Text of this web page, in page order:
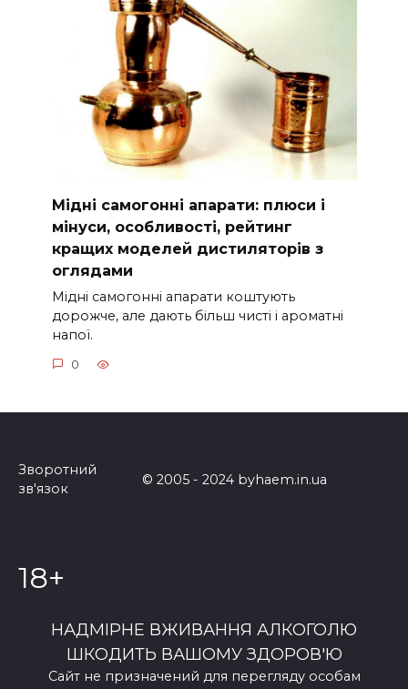
Мідні самогонні апарати: плюси і
мінуси, особливості, рейтинг
кращих моделей дистиляторів з
оглядами
Мідні самогонні апарати коштують
дорожче, але дають більш чисті і ароматні
напої.
0
Зворотний
зв'язок
© 2005 - 2024 byhaem.in.ua
18+
НАДМІРНЕ ВЖИВАННЯ АЛКОГОЛЮ
ШКОДИТЬ ВАШОМУ ЗДОРОВ'Ю
Сайт не призначений для перегляду особам